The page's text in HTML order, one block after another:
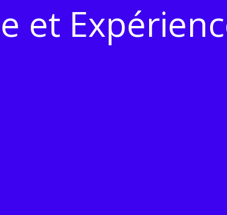
et